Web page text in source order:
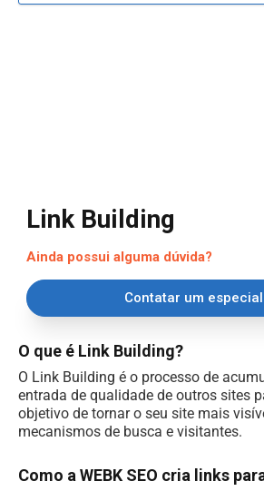
Link Building
Ainda possui alguma dúvida?
Contatar um
O que é Link Building?
O Link Building é o processo de
entrada de qualidade de outros sites
objetivo de tornar o seu site mais
mecanismos de busca e visitantes.
Como a WEBK SEO cria links